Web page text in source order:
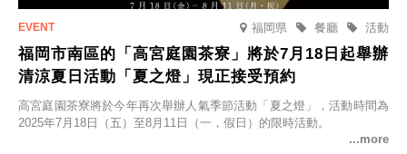
福岡県 活動
餐廳
福岡市南區的「高宮庭園茶寮」將於7月18日起舉辦
清涼夏日活動「夏之燈」現正接受預約
高宮庭園茶寮將於今年再次舉辦人氣季節活動「夏之燈」，活動時間為
2025年7月18日（五）至8月11日（一，假日）的限時活動。